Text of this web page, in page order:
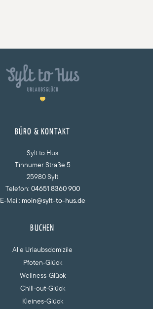
BÜRO & KONTAKT
Sylt to Hus
Tinnumer Straße 5
25980 Sylt
Telefon: 04651 8360 900
E-Mail: moin@sylt-to-hus.de
BUCHEN
Alle Urlaubsdomizile
Pfoten-Glück
Wellness-Glück
Chill-out-Glück
Kleines-Glück